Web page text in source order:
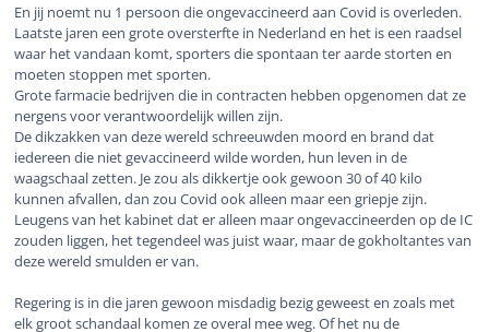
En jij noemt nu 1 persoon die ongevaccineerd aan Covid is overleden.
Laatste jaren een grote oversterfte in Nederland en het is een raadsel
waar het vandaan komt, sporters die spontaan ter aarde storten en
moeten stoppen met sporten.
Grote farmacie bedrijven die in contracten hebben opgenomen dat ze
nergens voor verantwoordelijk willen zijn.
De dikzakken van deze wereld schreeuwden moord en brand dat
iedereen die niet gevaccineerd wilde worden, hun leven in de
waagschaal zetten. Je zou als dikkertje ook gewoon 30 of 40 kilo
kunnen afvallen, dan zou Covid ook alleen maar een griepje zijn.
Leugens van het kabinet dat er alleen maar ongevaccineerden op de IC
zouden liggen, het tegendeel was juist waar, maar de gokholtantes van
deze wereld smulden er van.
Regering is in die jaren gewoon misdadig bezig geweest en zoals met
elk groot schandaal komen ze overal mee weg. Of het nu de